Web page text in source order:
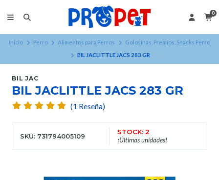
0
Inicio Perro Alimentos para Perros
Golosinas, Premios, Snacks Perro
BIL JACLITTLE JACS 283 GR
BIL JAC
BIL JACLITTLE JACS 283 GR
(1 Reseña)
SKU: 731794005109
STOCK: 2
¡Últimas unidades!